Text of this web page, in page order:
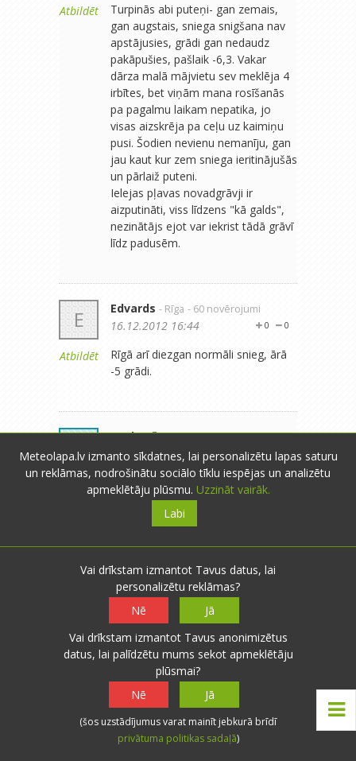
Atbildēt
Turpinās abi puteņi- gan zemais,
gan augstais, sniega snigšana nav
apstājusies, grādi gan nedaudz
pakāpušies, pašlaik -6,3. Vakar
dārza malā mājvietu sev meklēja 4
irbītes, bet viņām mana rosīšanās
pa pagalmu laikam nepatika, jo
visas aizskrēja pa ceļu uz kaimiņu
pusi. Šodien nevienu nemanīju, gan
jau kaut kur zem sniega ieritinājušās
un pārlaiž puteni.
Ielejas pļavas novadgrāvji ir
aizputināti, viss līdzens "kā galds",
nezinātājs ejot var iekrist tādā grāvī
līdz padusēm.
E
Atbildēt
Edvards - Rīga - 60 novērojumi
0
0
16.12.2012 16:44
Rīgā arī diezgan normāli snieg, ārā
-5 grādi.
S
Atbildēt
saulcerīte - Rīga - 2 novērojumi
0
0
16.12.2012 16:49
Sniegs kļūst biezāks,putenis
turpinās-tāds patīkams spirgtums
Emilis - Rankas pag. - 0 novērojumi
16.12.2012 17:38
[Ranka] Nu jau otro dienu zemais
putenis, šodien arī pa laikam sniega
nokrišņi. Gaiss max -6,5* C.
Viljams - Katvaru pag. - 679
novērojumi
Meteolapa.lv izmanto sīkdatnes, lai personalizētu lapas saturu
un reklāmas, nodrošinātu sociālo tīklu iespējas un analizētu
apmeklētāju plūsmu. Uzzināt vairāk.
Labi
Vai drīkstam izmantot Tavus datus, lai
personalizētu reklāmas?
Nē
Jā
Vai drīkstam izmantot Tavus anonimizētus
datus, lai palīdzētu mums sekot apmeklētāju
plūsmai?
Nē
Jā
(šos uzstādījumus varat mainīt jebkurā brīdī
privātuma politikas sadaļā)